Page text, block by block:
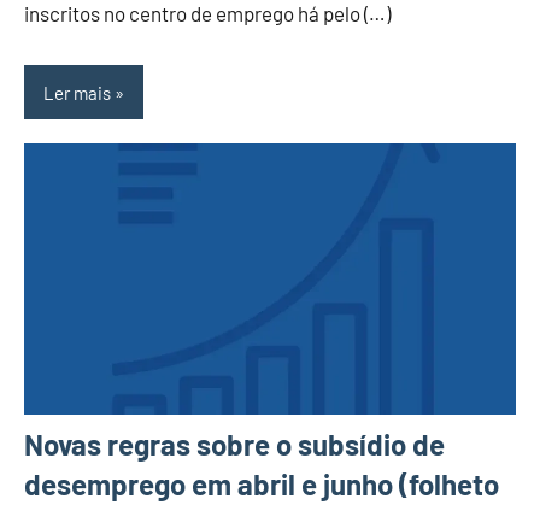
inscritos no centro de emprego há pelo (…)
Ler mais
Novas regras sobre o subsídio de
desemprego em abril e junho (folheto